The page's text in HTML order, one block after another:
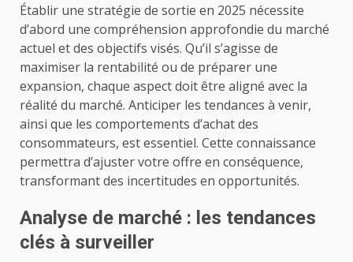
Établir une stratégie de sortie en 2025 nécessite
d’abord une compréhension approfondie du marché
actuel et des objectifs visés. Qu’il s’agisse de
maximiser la rentabilité ou de préparer une
expansion, chaque aspect doit être aligné avec la
réalité du marché. Anticiper les tendances à venir,
ainsi que les comportements d’achat des
consommateurs, est essentiel. Cette connaissance
permettra d’ajuster votre offre en conséquence,
transformant des incertitudes en opportunités.
Analyse de marché : les tendances
clés à surveiller